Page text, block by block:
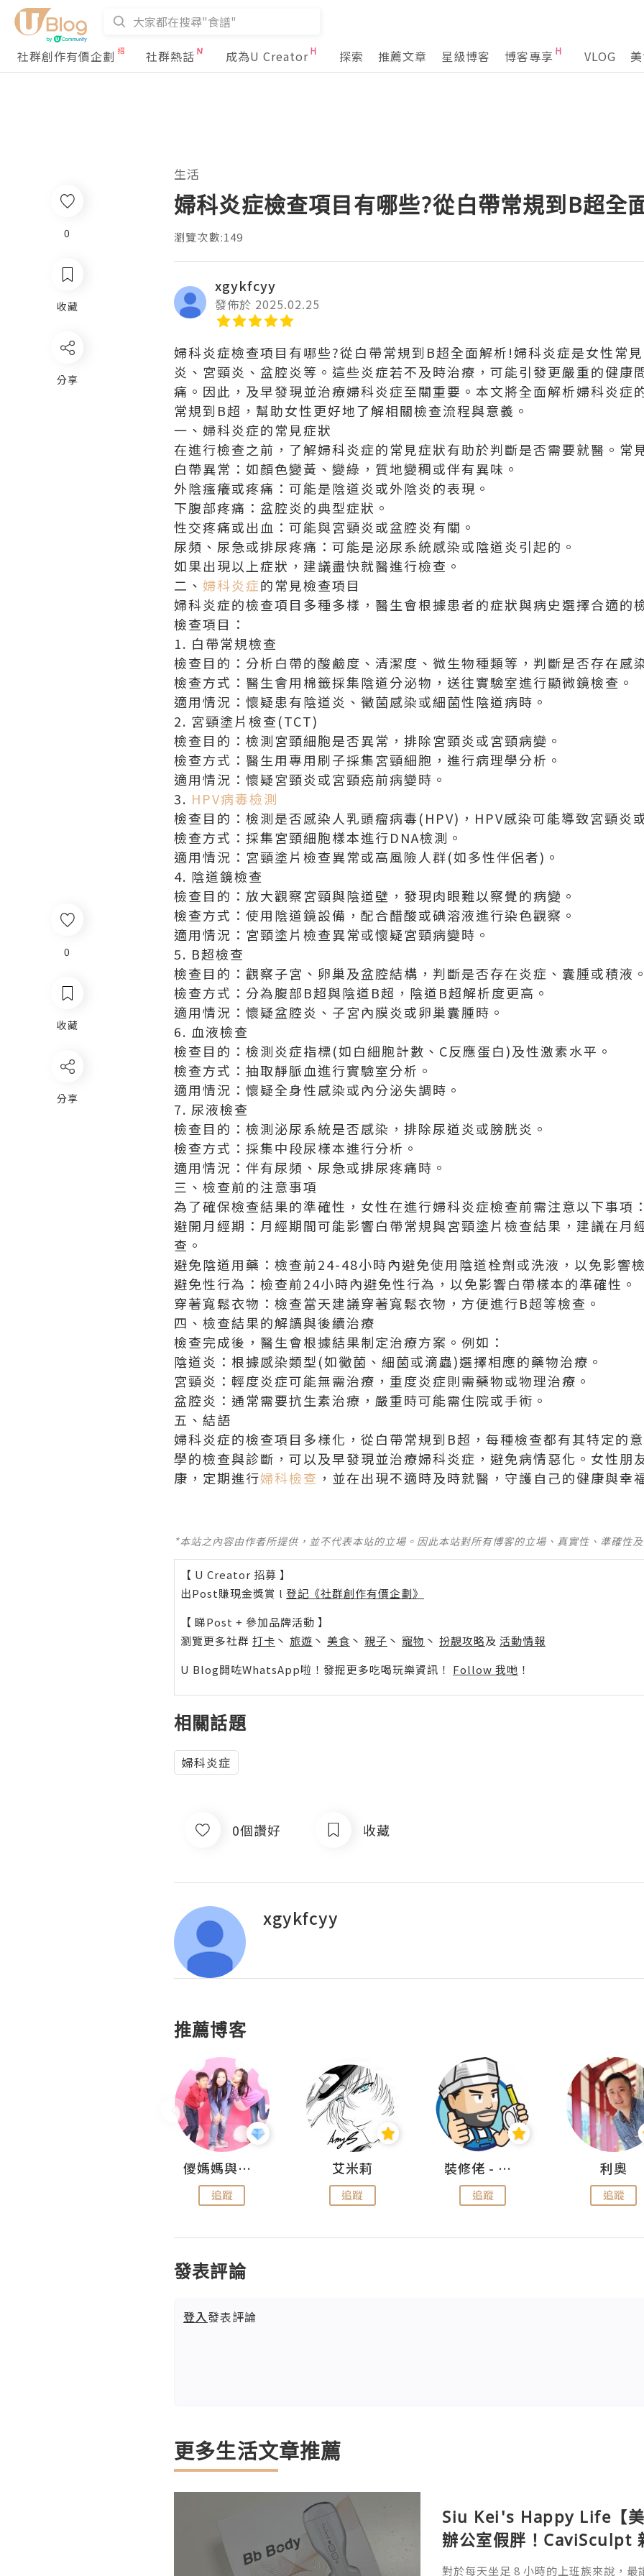
社群創作有價企劃 社群熱話 成為U Creator 探索 推薦文章 星級博客 博客專享 VLOG
0
收藏
分享
生活
婦科炎症檢查項目有哪些?從白帶常規到B超全
瀏覽次數:149
xgykfcyy
發佈於 2025.02.25
婦科炎症檢查項目有哪些?從白帶常規到B超全面解析!婦科炎症是女性常
炎、宮頸炎、盆腔炎等。這些炎症若不及時治療，可能引發更嚴重的健康
痛。因此，及早發現並治療婦科炎症至關重要。本文將全面解析婦科炎症
常規到B超，幫助女性更好地了解相關檢查流程與意義。
一、婦科炎症的常見症狀
在進行檢查之前，了解婦科炎症的常見症狀有助於判斷是否需要就醫。常
白帶異常：如顏色變黃、變綠，質地變稠或伴有異味。
外陰瘙癢或疼痛：可能是陰道炎或外陰炎的表現。
下腹部疼痛：盆腔炎的典型症狀。
性交疼痛或出血：可能與宮頸炎或盆腔炎有關。
尿頻、尿急或排尿疼痛：可能是泌尿系統感染或陰道炎引起的。
如果出現以上症狀，建議盡快就醫進行檢查。
二、 婦科炎症的常見檢查項目
婦科炎症的檢查項目多種多樣，醫生會根據患者的症狀與病史選擇合適的
檢查項目：
1. 白帶常規檢查
檢查目的：分析白帶的酸鹼度、清潔度、微生物種類等，判斷是否存在感
檢查方式：醫生會用棉籤採集陰道分泌物，送往實驗室進行顯微鏡檢查。
適用情況：懷疑患有陰道炎、黴菌感染或細菌性陰道病時。
2. 宮頸塗片檢查(TCT)
檢查目的：檢測宮頸細胞是否異常，排除宮頸炎或宮頸病變。
檢查方式：醫生用專用刷子採集宮頸細胞，進行病理學分析。
適用情況：懷疑宮頸炎或宮頸癌前病變時。
3. HPV病毒檢測
檢查目的：檢測是否感染人乳頭瘤病毒(HPV)，HPV感染可能導致宮頸炎
檢查方式：採集宮頸細胞樣本進行DNA檢測。
適用情況：宮頸塗片檢查異常或高風險人群(如多性伴侶者)。
4. 陰道鏡檢查
檢查目的：放大觀察宮頸與陰道壁，發現肉眼難以察覺的病變。
檢查方式：使用陰道鏡設備，配合醋酸或碘溶液進行染色觀察。
適用情況：宮頸塗片檢查異常或懷疑宮頸病變時。
5. B超檢查
檢查目的：觀察子宮、卵巢及盆腔結構，判斷是否存在炎症、囊腫或積液
檢查方式：分為腹部B超與陰道B超，陰道B超解析度更高。
適用情況：懷疑盆腔炎、子宮內膜炎或卵巢囊腫時。
6. 血液檢查
檢查目的：檢測炎症指標(如白細胞計數、C反應蛋白)及性激素水平。
檢查方式：抽取靜脈血進行實驗室分析。
適用情況：懷疑全身性感染或內分泌失調時。
7. 尿液檢查
檢查目的：檢測泌尿系統是否感染，排除尿道炎或膀胱炎。
檢查方式：採集中段尿樣本進行分析。
適用情況：伴有尿頻、尿急或排尿疼痛時。
三、檢查前的注意事項
為了確保檢查結果的準確性，女性在進行婦科炎症檢查前需注意以下事項
避開月經期：月經期間可能影響白帶常規與宮頸塗片檢查結果，建議在月
查。
避免陰道用藥：檢查前24-48小時內避免使用陰道栓劑或洗液，以免影響
避免性行為：檢查前24小時內避免性行為，以免影響白帶樣本的準確性。
穿著寬鬆衣物：檢查當天建議穿著寬鬆衣物，方便進行B超等檢查。
四、檢查結果的解讀與後續治療
檢查完成後，醫生會根據結果制定治療方案。例如：
陰道炎：根據感染類型(如黴菌、細菌或滴蟲)選擇相應的藥物治療。
宮頸炎：輕度炎症可能無需治療，重度炎症則需藥物或物理治療。
盆腔炎：通常需要抗生素治療，嚴重時可能需住院或手術。
五、結語
婦科炎症的檢查項目多樣化，從白帶常規到B超，每種檢查都有其特定的
學的檢查與診斷，可以及早發現並治療婦科炎症，避免病情惡化。女性朋
康，定期進行婦科檢查 ，並在出現不適時及時就醫，守護自己的健康與幸
*本站之內容由作者所提供，並不代表本站的立場。因此本站對所有博客的立場、真實性、準確性
【 U Creator 招募 】
出Post賺現金獎賞 l 登記《社群創作有價企劃》
【 睇Post + 參加品牌活動 】
瀏覽更多社群 打卡 丶 旅遊 丶 美食 丶 親子 丶 寵物 丶 扮靚攻略及 活動情報
U Blog開咗WhatsApp啦！發掘更多吃喝玩樂資訊！ Follow 我哋 ！
相關話題
婦科炎症
0個讚好 收藏
xgykfcyy
推薦博客
儍媽媽與兩隻小魔怪之家
追蹤
艾米莉
追蹤
裝修佬 - 香港一站式網上裝修平台
追蹤
利奧
追蹤
發表評論
登入發表評論
更多生活文章推薦
Siu Kei's Happy Life【
辦公室假胖！CaviSculpt
波體雕儀親身試用＆真實
對於每天坐足 8 小時的上班族來說，
0
收藏
分享